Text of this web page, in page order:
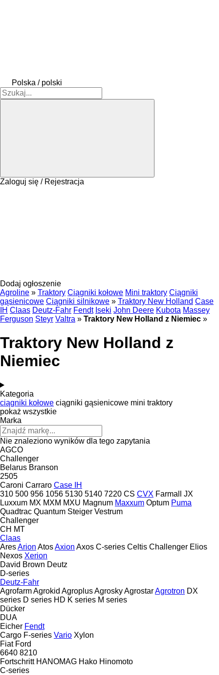
Polska / polski
Zaloguj się / Rejestracja
Dodaj ogłoszenie
Agroline » Traktory Ciągniki kołowe Mini traktory Ciągniki
gąsienicowe Ciągniki silnikowe » Traktory New Holland Case
IH Claas Deutz-Fahr Fendt Iseki John Deere Kubota Massey
Ferguson Steyr Valtra » Traktory New Holland z Niemiec »
Traktory New Holland z
Niemiec
Kategoria
ciągniki kołowe ciągniki gąsienicowe mini traktory
pokaż wszystkie
Marka
Nie znaleziono wyników dla tego zapytania
AGCO
Challenger
Belarus Branson
2505
Caroni Carraro Case IH
310 500 956 1056 5130 5140 7220 CS CVX Farmall
JX
Luxxum MX MXM MXU Magnum Maxxum Optum Puma
Quadtrac Quantum Steiger Vestrum
Challenger
CH MT
Claas
AresArion AtosAxion Axos C-series Celtis Challenger Elios
Nexos Xerion
David Brown Deutz
D-series
Deutz-Fahr
AgrofarmAgrokid AgroplusAgroskyAgrostarAgrotron DX
series D series HD K series M series
Dücker
DUA
Eicher Fendt
Cargo F-series Vario Xylon
Fiat Ford
6640 8210
Fortschritt HANOMAG Hako Hinomoto
C-series